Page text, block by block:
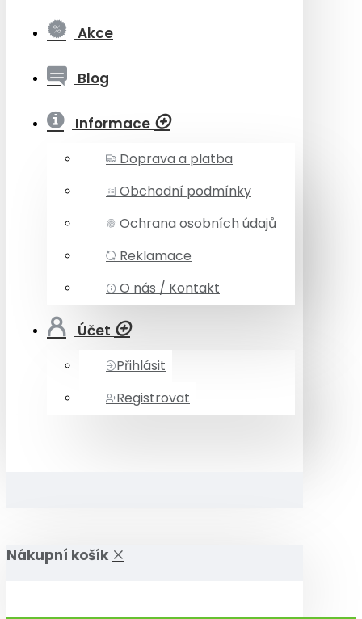
Akce
Blog
Informace
Doprava a platba
Obchodní podmínky
Ochrana osobních údajů
Reklamace
O nás / Kontakt
Účet
Přihlásit
Registrovat
Nákupní košík